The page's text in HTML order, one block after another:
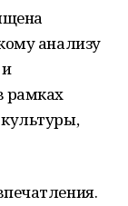
анализу
рамках